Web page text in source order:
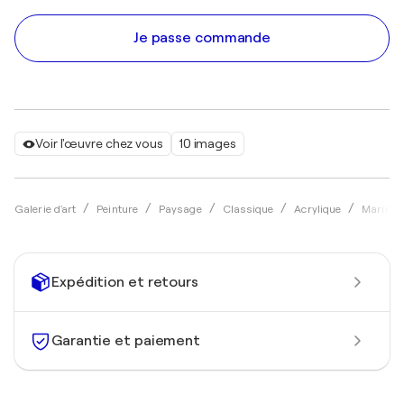
Voir l'œuvre chez vous 10 images
Galerie d'art Peinture Paysage Classique Acrylique Marina
Je passe commande
Expédition et retours
Garantie et paiement